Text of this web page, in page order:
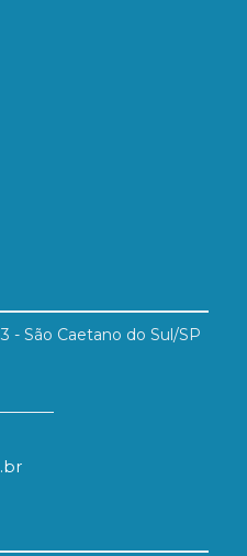
- São Caetano do Sul/SP